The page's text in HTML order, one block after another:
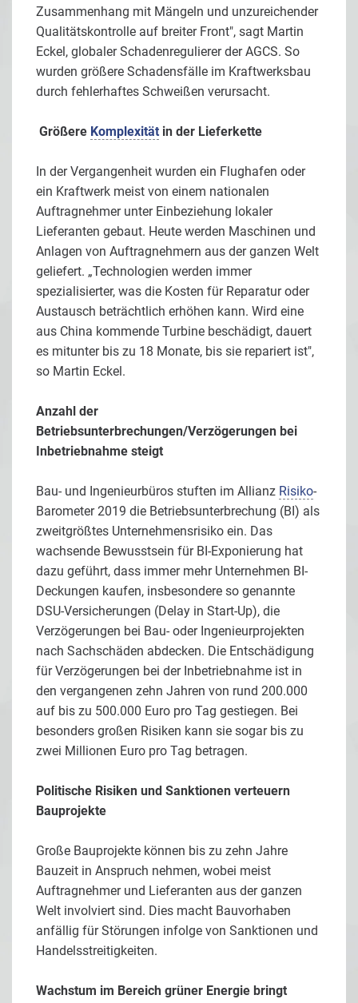
Zusammenhang mit Mängeln und unzureichender
Qualitätskontrolle auf breiter Front", sagt Martin
Eckel, globaler Schadenregulierer der AGCS. So
wurden größere Schadensfälle im Kraftwerksbau
durch fehlerhaftes Schweißen verursacht.
Größere Komplexität in der Lieferkette
In der Vergangenheit wurden ein Flughafen oder
ein Kraftwerk meist von einem nationalen
Auftragnehmer unter Einbeziehung lokaler
Lieferanten gebaut. Heute werden Maschinen und
Anlagen von Auftragnehmern aus der ganzen Welt
geliefert. „Technologien werden immer
spezialisierter, was die Kosten für Reparatur oder
Austausch beträchtlich erhöhen kann. Wird eine
aus China kommende Turbine beschädigt, dauert
es mitunter bis zu 18 Monate, bis sie repariert ist",
so Martin Eckel.
Anzahl der
Betriebsunterbrechungen/Verzögerungen bei
Inbetriebnahme steigt
Bau- und Ingenieurbüros stuften im Allianz Risiko-
Barometer 2019 die Betriebsunterbrechung (BI) als
zweitgrößtes Unternehmensrisiko ein. Das
wachsende Bewusstsein für BI-Exponierung hat
dazu geführt, dass immer mehr Unternehmen BI-
Deckungen kaufen, insbesondere so genannte
DSU-Versicherungen (Delay in Start-Up), die
Verzögerungen bei Bau- oder Ingenieurprojekten
nach Sachschäden abdecken. Die Entschädigung
für Verzögerungen bei der Inbetriebnahme ist in
den vergangenen zehn Jahren von rund 200.000
auf bis zu 500.000 Euro pro Tag gestiegen. Bei
besonders großen Risiken kann sie sogar bis zu
zwei Millionen Euro pro Tag betragen.
Politische Risiken und Sanktionen verteuern
Bauprojekte
Große Bauprojekte können bis zu zehn Jahre
Bauzeit in Anspruch nehmen, wobei meist
Auftragnehmer und Lieferanten aus der ganzen
Welt involviert sind. Dies macht Bauvorhaben
anfällig für Störungen infolge von Sanktionen und
Handelsstreitigkeiten.
Wachstum im Bereich grüner Energie bringt